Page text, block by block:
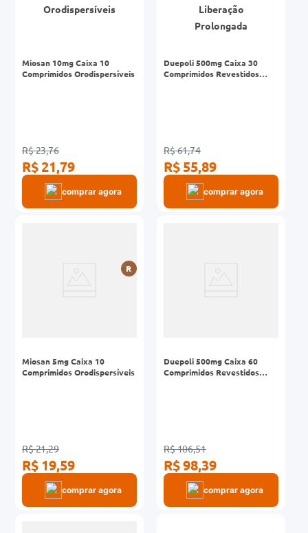
Miosan 10mg Caixa 10
Comprimidos Orodispersíveis
R$ 23,76
R$ 21,79
comprar agora
Duepoli 500mg Caixa 30
Comprimidos Revestidos
R$ 61,74
R$ 55,89
comprar agora
R
Miosan 5mg Caixa 10
Comprimidos Orodispersíveis
R$ 21,29
R$ 19,59
comprar agora
Duepoli 500mg Caixa 60
Comprimidos Revestidos
R$ 106,51
R$ 98,39
comprar agora